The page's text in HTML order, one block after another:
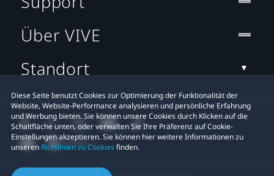
Diese Seite benutzt Cookies zur Optimierung der Funktionalität der
Website, Website-Performance analysieren und persönliche Erfahrung
und Werbung bieten. Sie können unsere Cookies durch Klicken auf die
Schaltfläche unten, oder verwalten Sie Ihre Präferenz auf Cookie-
Einstellungen akzeptieren. Sie können hier weitere Informationen zu
unseren Richtlinien zu Cookiesfinden.
Über VIVE
Standort